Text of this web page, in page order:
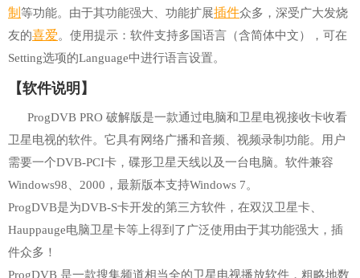
制等功能。由于其功能强大、功能扩展插件众多，深受广大发烧
友的喜爱。使用提示：软件支持多国语言（含简体中文），可在
Setting选项的Language中进行语言设置。
【软件说明】
ProgDVB PRO 破解版是一款通过电脑和卫星电视接收卡收看
卫星电视的软件。它具有网络广播和音频、视频录制功能。用户
需要一个DVB-PCI卡，碟形卫星天线以及一台电脑。软件兼容
Windows98、2000，最新版本支持Windows 7。
ProgDVB是为DVB-S卡开发的第三方软件，在双汉卫星卡、
Hauppauge电脑卫星卡等上得到了广泛使用由于其功能强大，插
件众多！
ProgDVB 是一款搜集频道相当全的卫星电视播放软件，粗略地数